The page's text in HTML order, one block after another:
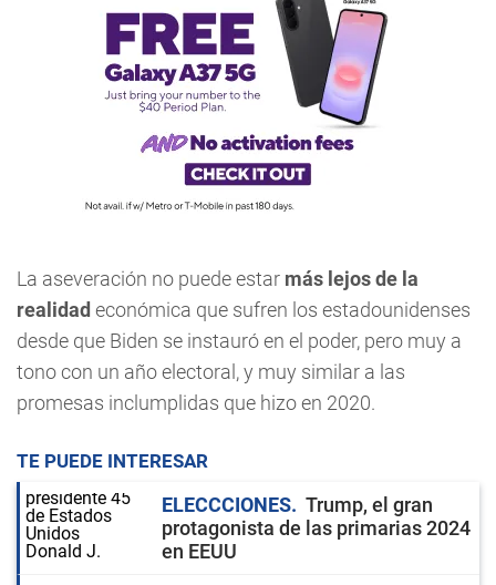
La aseveración no puede estar más lejos de la
realidad económica que sufren los estadounidenses
desde que Biden se instauró en el poder, pero muy a
tono con un año electoral, y muy similar a las
promesas inclumplidas que hizo en 2020.
TE PUEDE INTERESAR
ELECCCIONES
Trump, el gran
protagonista de las primarias 2024
en EEUU